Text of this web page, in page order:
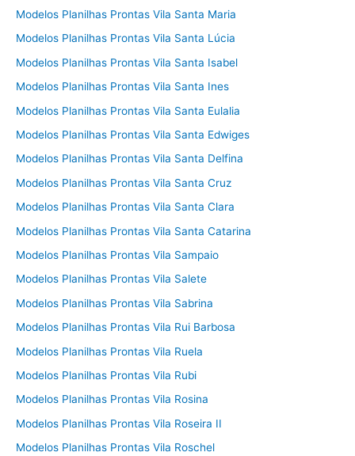
Modelos Planilhas Prontas Vila Santa Maria
Modelos Planilhas Prontas Vila Santa Lúcia
Modelos Planilhas Prontas Vila Santa Isabel
Modelos Planilhas Prontas Vila Santa Ines
Modelos Planilhas Prontas Vila Santa Eulalia
Modelos Planilhas Prontas Vila Santa Edwiges
Modelos Planilhas Prontas Vila Santa Delfina
Modelos Planilhas Prontas Vila Santa Cruz
Modelos Planilhas Prontas Vila Santa Clara
Modelos Planilhas Prontas Vila Santa Catarina
Modelos Planilhas Prontas Vila Sampaio
Modelos Planilhas Prontas Vila Salete
Modelos Planilhas Prontas Vila Sabrina
Modelos Planilhas Prontas Vila Rui Barbosa
Modelos Planilhas Prontas Vila Ruela
Modelos Planilhas Prontas Vila Rubi
Modelos Planilhas Prontas Vila Rosina
Modelos Planilhas Prontas Vila Roseira II
Modelos Planilhas Prontas Vila Roschel